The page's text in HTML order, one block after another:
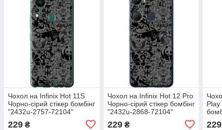
Чохол на Infinix Hot 11S
Чорно-сірий стікер бомбінг
"2432u-2757-72104"
229 ₴
Чохол на Infinix Hot 12 Pro
Чорно-сірий стікер бомбінг
"2432u-2868-72104"
229₴
Play
229